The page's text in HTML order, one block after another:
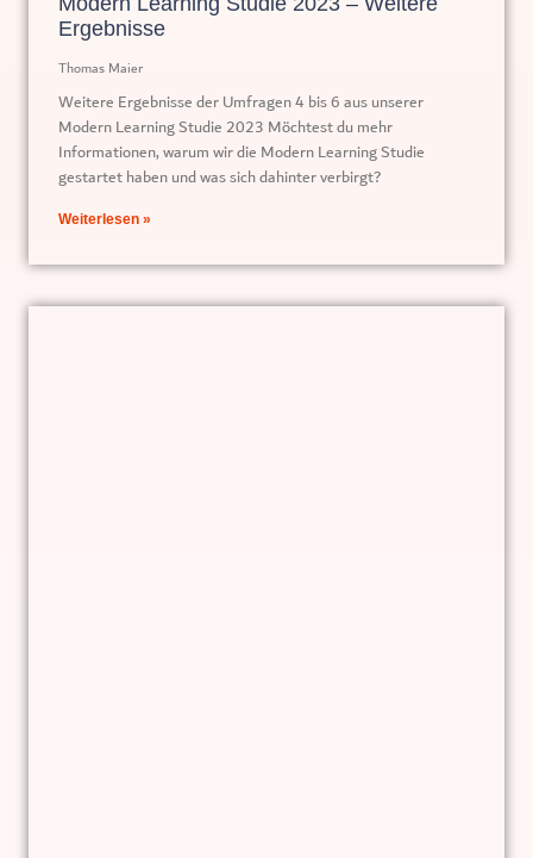
Ergebnisse
Thomas Maier
Weitere Ergebnisse der Umfragen 4 bis 6 aus unserer
Modern Learning Studie 2023 Möchtest du mehr
Informationen, warum wir die Modern Learning Studie
gestartet haben und was sich dahinter verbirgt?
Weiterlesen »